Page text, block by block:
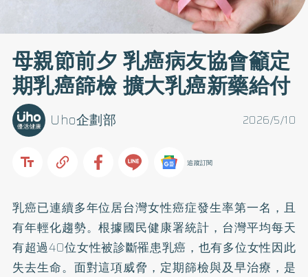
母親節前夕 乳癌病友協會籲定
期乳癌篩檢 擴大乳癌新藥給付
2026/5/10
Uho企劃部
追蹤訂閱
乳癌已連續多年位居台灣女性癌症發生率第一名，且
有年輕化趨勢。根據國民健康署統計，台灣平均每天
有超過40位女性被診斷罹患乳癌，也有多位女性因此
失去生命。面對這項威脅，定期篩檢與及早治療，是